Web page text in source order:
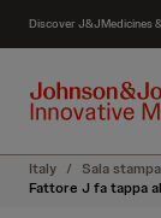
c
Discover J&JMedicines
Italy / Sala stampa
Fattore J fa tappa